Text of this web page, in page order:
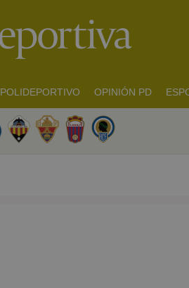
POLIDEPORTIVO OPINIÓN PD